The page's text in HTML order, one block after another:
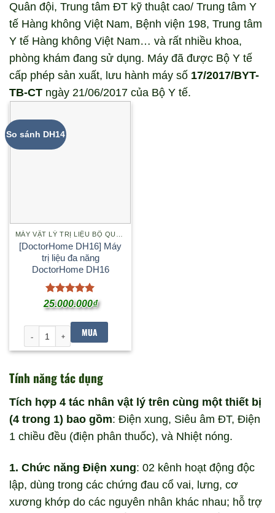
Quân đội, Trung tâm ĐT kỹ thuật cao/ Trung tâm Y
tế Hàng không Việt Nam, Bệnh viện 198, Trung tâm
Y tế Hàng không Việt Nam… và rất nhiều khoa,
phòng khám đang sử dụng. Máy đã được Bộ Y tế
cấp phép sản xuất, lưu hành máy số 17/2017/BYT-
TB-CT ngày 21/06/2017 của Bộ Y tế.
So sánh DH14
MÁY VẬT LÝ TRỊ LIỆU BỘ QUỐC PHÒNG
[DoctorHome DH16] Máy
trị liệu đa năng
DoctorHome DH16
Được xếp
hạng55
25.000.000₫
[DoctorHome DH16] Máy trị liệu đa năng DoctorHome DH16 số
MUA
Tính năng tác dụng
Tích hợp 4 tác nhân vật lý trên cùng một thiết bị
(4 trong 1) bao gồm: Điện xung, Siêu âm ĐT, Điện
1 chiều đều (điện phân thuốc), và Nhiệt nóng.
1. Chức năng Điện xung: 02 kênh hoạt động độc
lập, dùng trong các chứng đau cổ vai, lưng, cơ
xương khớp do các nguyên nhân khác nhau; hỗ trợ